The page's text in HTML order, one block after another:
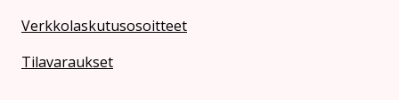
Verkkolaskutusosoitteet
Tilavaraukset